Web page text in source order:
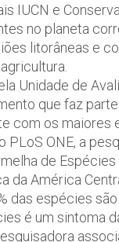
IUCN e
no planeta
litorâneas e
Unidade de
que faz
com os
PLoS ONE, a
de
da América
das espécies
é um sintoma